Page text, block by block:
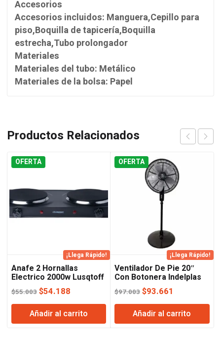
Accesorios
Accesorios incluidos: Manguera,Cepillo para
piso,Boquilla de tapicería,Boquilla
estrecha,Tubo prolongador
Materiales
Materiales del tubo: Metálico
Materiales de la bolsa: Papel
Productos Relacionados
OFERTA
¡Llega Rápido!
Anafe 2 Hornallas
Electrico 2000w Lusqtoff
$55.003 El
precio
original
era:
$54.188
precio
actual
es:
Añadir al carrito
OFERTA
¡Llega Rápido!
Ventilador De Pie 20″
Con Botonera Indelplas
$97.003El
precio
original
era:
$93.661
precio
actual
es:
Añadir al carrito